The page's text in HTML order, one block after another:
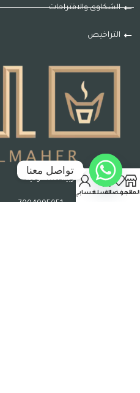
الشكاوى والاقتراحات
التراخيص
جدة – المملكة العربية السعودية
رقم السجل التجاري : 7004995051
المفضلةالسلةحسابي
تواصل معنا